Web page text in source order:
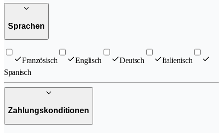
Sprachen
Französisch Englisch Deutsch
Italienisch
Spanisch
Zahlungskonditionen